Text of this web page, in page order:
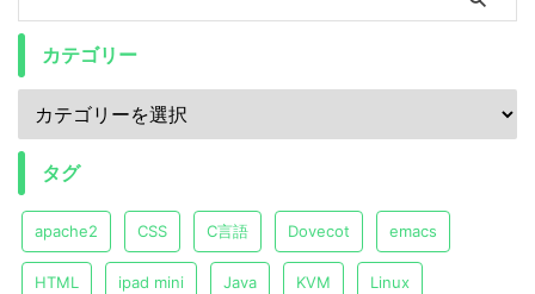
カテゴリー
タグ
apache2 CSS C言語 Dovecot emacs
HTML ipad mini Java KVM Linux